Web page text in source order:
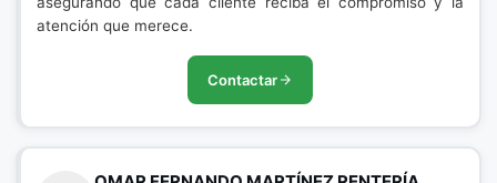
atención que merece.
Contactar